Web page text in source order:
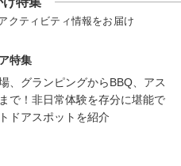
クティビティ情報をお届け
特集
、グランピングからBBQ、アス
で！非日常体験を存分に堪能で
ドアスポットを紹介